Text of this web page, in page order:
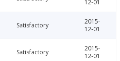
12-01
Satisfactory
2015-
12-01
Satisfactory
2015-
12-01